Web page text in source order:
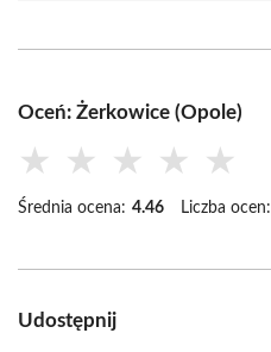
Oceń: Żerkowice (Opole)
★ ★ ★ ★ ★
Średnia ocena: 4.46 Liczba ocen:
Udostępnij